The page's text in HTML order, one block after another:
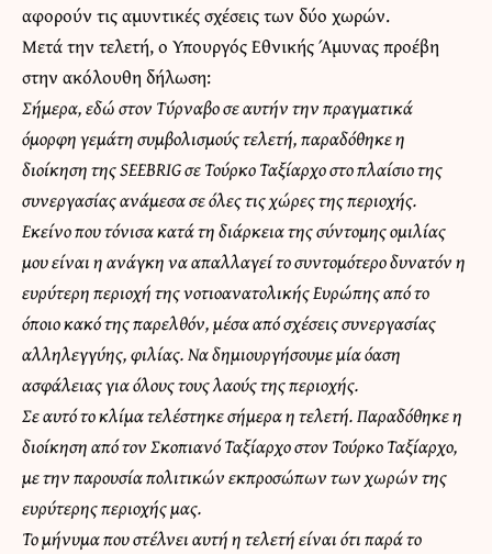
αφορούν τις αμυντικές σχέσεις των δύο χωρών.
Μετά την τελετή, ο Υπουργός Εθνικής Άμυνας προέβη
στην ακόλουθη δήλωση:
Σήμερα, εδώ στον Τύρναβο σε αυτήν την πραγματικά
όμορφη γεμάτη συμβολισμούς τελετή, παραδόθηκε η
διοίκηση της SEEBRIG σε Τούρκο Ταξίαρχο στο πλαίσιο της
συνεργασίας ανάμεσα σε όλες τις χώρες της περιοχής.
Εκείνο που τόνισα κατά τη διάρκεια της σύντομης ομιλίας
μου είναι η ανάγκη να απαλλαγεί το συντομότερο δυνατόν η
ευρύτερη περιοχή της νοτιοανατολικής Ευρώπης από το
όποιο κακό της παρελθόν, μέσα από σχέσεις συνεργασίας
αλληλεγγύης, φιλίας. Να δημιουργήσουμε μία όαση
ασφάλειας για όλους τους λαούς της περιοχής.
Σε αυτό το κλίμα τελέστηκε σήμερα η τελετή. Παραδόθηκε η
διοίκηση από τον Σκοπιανό Ταξίαρχο στον Τούρκο Ταξίαρχο,
με την παρουσία πολιτικών εκπροσώπων των χωρών της
ευρύτερης περιοχής μας.
Το μήνυμα που στέλνει αυτή η τελετή είναι ότι παρά το